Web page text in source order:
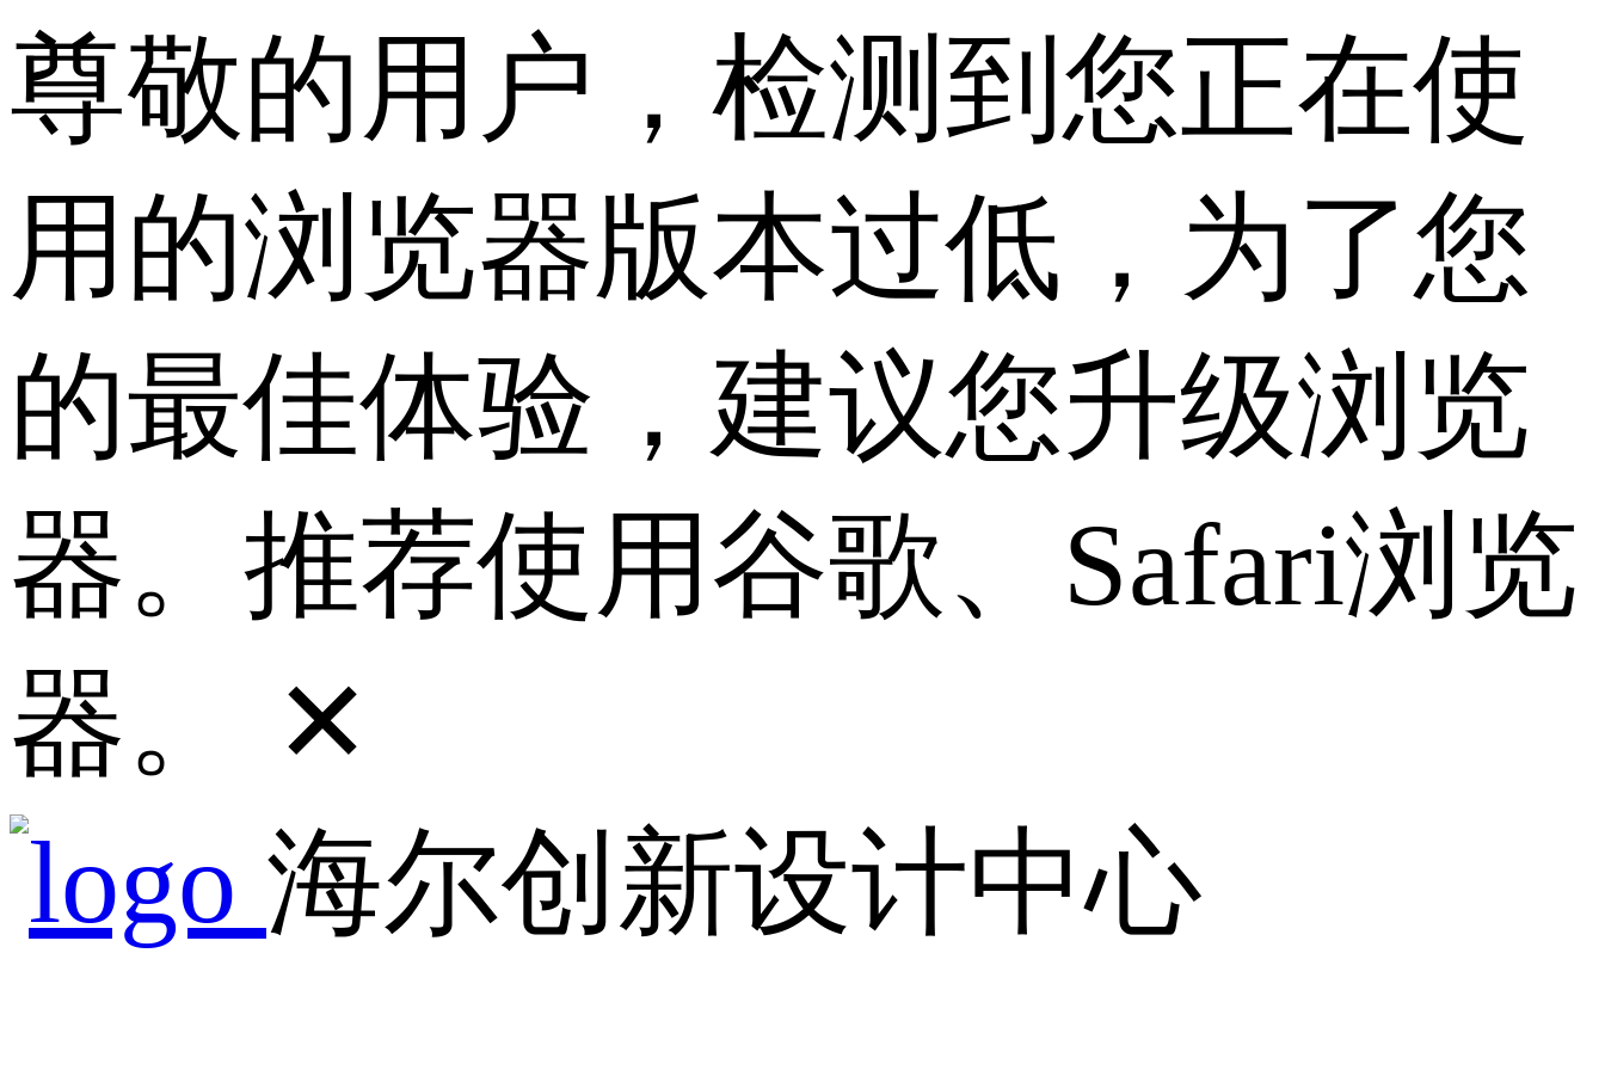
尊敬的用户，检测到您正在使
用的浏览器版本过低，为了您
的最佳体验，建议您升级浏览
器。推荐使用谷歌、Safari浏览
器。
✕
海尔创新设计中心